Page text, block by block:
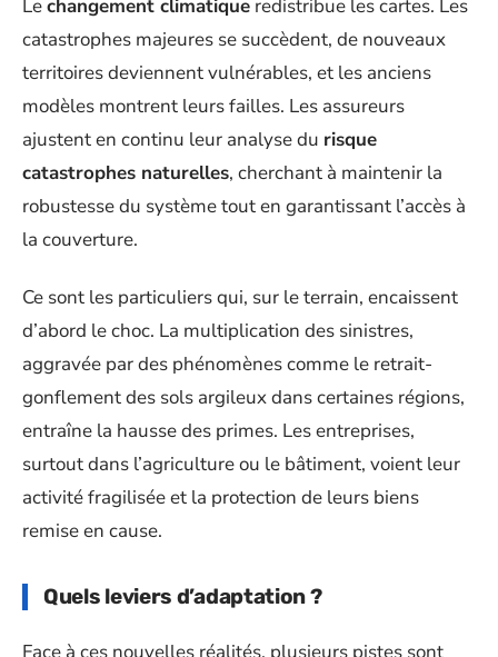
Lechangement climatique redistribue les cartes. Les
catastrophes majeures se succèdent, de nouveaux
territoires deviennent vulnérables, et les anciens
modèles montrent leurs failles. Les assureurs
ajustent en continu leur analyse du risque
catastrophes naturelles, cherchant à maintenir la
robustesse du système tout en garantissant l’accès à
la couverture.
Ce sont les particuliers qui, sur le terrain, encaissent
d’abord le choc. La multiplication des sinistres,
aggravée par des phénomènes comme le retrait-
gonflement des sols argileux dans certaines régions,
entraîne la hausse des primes. Les entreprises,
surtout dans l’agriculture ou le bâtiment, voient leur
activité fragilisée et la protection de leurs biens
remise en cause.
Quels leviers d’adaptation ?
Face à ces nouvelles réalités, plusieurs pistes sont